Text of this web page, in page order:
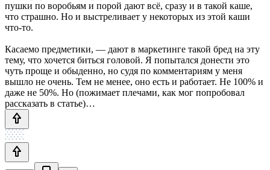
пушки по воробьям и порой дают всё, сразу и в такой каше,
что страшно. Но и выстреливает у некоторых из этой каши
что-то.
Касаемо предметики, — дают в маркетинге такой бред на эту
тему, что хочется биться головой. Я попытался донести это
чуть проще и обыденно, но судя по комментариям у меня
вышло не очень. Тем не менее, оно есть и работает. Не 100% и
даже не 50%. Но (пожимает плечами, как мог попробовал
рассказать в статье)…